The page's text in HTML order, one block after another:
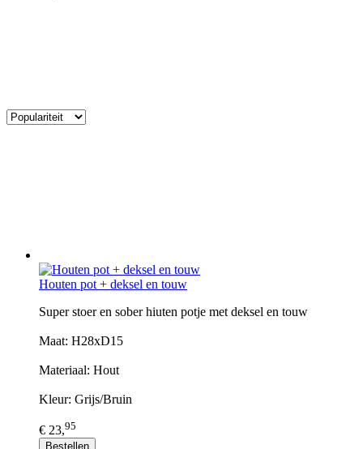
Houten pot + deksel en touw
Super stoer en sober hiuten potje met deksel en touw
Maat: H28xD15
Materiaal: Hout
Kleur: Grijs/Bruin
€ 23,95
Bestellen